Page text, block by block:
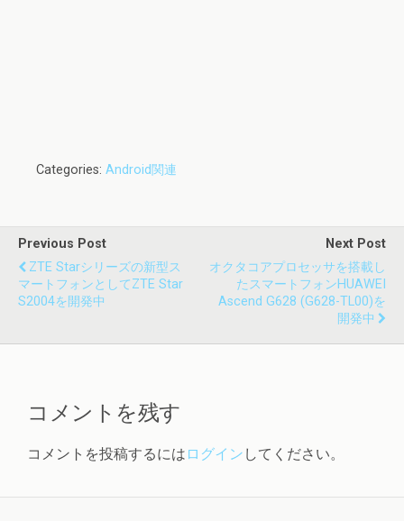
Categories: Android関連
Previous Post
ZTE Starシリーズの新型ス
マートフォンとしてZTE Star
S2004を開発中
Next Post
オクタコアプロセッサを搭載し
たスマートフォンHUAWEI
Ascend G628 (G628-TL00)を
開発中
コメントを残す
コメントを投稿するには ログイン してください。